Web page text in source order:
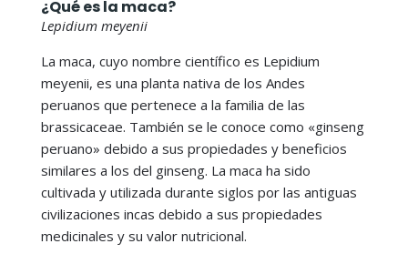
¿Qué es la maca?
Lepidium meyenii
La maca, cuyo nombre científico es Lepidium
meyenii, es una planta nativa de los Andes
peruanos que pertenece a la familia de las
brassicaceae. También se le conoce como «ginseng
peruano» debido a sus propiedades y beneficios
similares a los del ginseng. La maca ha sido
cultivada y utilizada durante siglos por las antiguas
civilizaciones incas debido a sus propiedades
medicinales y su valor nutricional.